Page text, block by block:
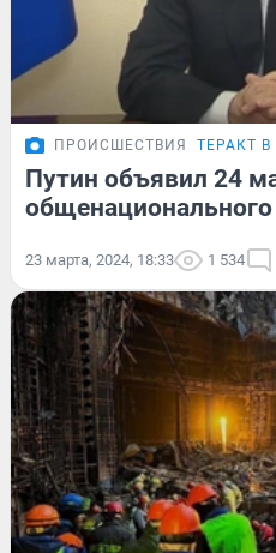
ПРОИСШЕСТВИЯ ТЕРАКТ В
Путин объявил 24
общенационального
23 марта, 2024, 18:33 1 534